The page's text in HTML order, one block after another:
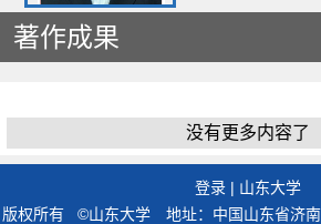
著作成果
没有更多内容了
登录 | 山东大学
版权所有 ©山东大学 地址：中国山东省济